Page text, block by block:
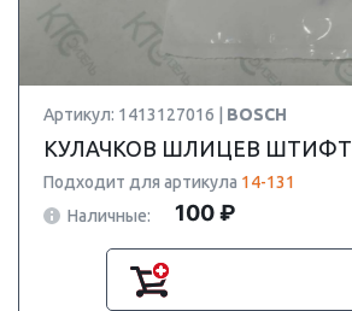
Артикул: 1413127016 | BOSCH
КУЛАЧКОВ ШЛИЦЕВ ШТИФТ
Подходит для артикула 14-131
Наличные:
100 ₽